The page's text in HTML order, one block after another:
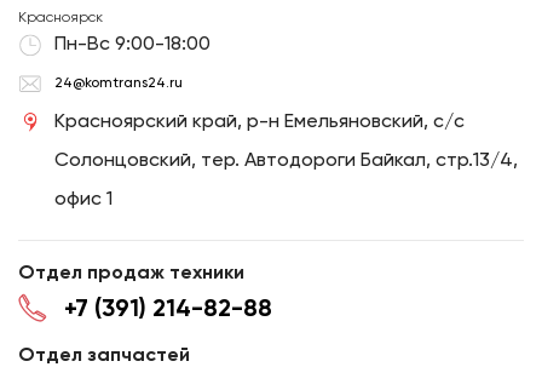
Красноярск
Пн-Вс 9:00-18:00
24@komtrans24.ru
Красноярский край, р-н Емельяновский, с/с
Солонцовский, тер. Автодороги Байкал, стр.13/4,
офис 1
Отдел продаж техники
+7 (391) 214-82-88
Отдел запчастей